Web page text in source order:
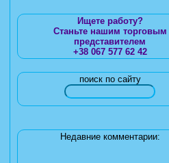
Ищете работу?
Станьте нашим торговым
представителем
+38 067 577 62 42
поиск по сайту
Недавние комментарии: